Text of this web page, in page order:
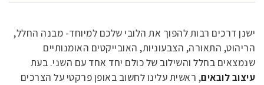
ישנן דרכים רבות להפוך את הלובי שלכם למיוחד- מבנה החלל,
הריהוט, התאורה, הצבעוניות, האובייקטים האומנותיים
שנמצאים בחלל והשילוב של כולם יחד אחד עם השני. בעת
עיצוב לובאים, ראשית עלינו לחשוב באופן פרקטי על הצרכים